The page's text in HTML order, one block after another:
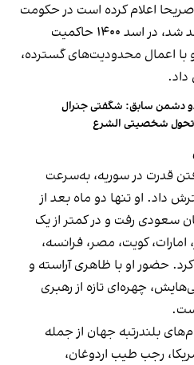
صریحا اعلام کرده است در حکومت
او هیچ انتخاباتی برگزار نخواهد شد، در اسد ۱۴۰۰ حاکمیت
با اعمال محدودیت‌های گسترده،
دشمن سابق: شگفتی جنرال
تحول شخصیتی الشرع
قدرت در سوریه، به‌سرعت
داد. او تنها دو ماه بعد از
سعودی رفت و در کمتر از یک
کویت، مصر، فرانسه،
کرد. حضور او با ظاهری آراسته و
چهره‌ای تازه از رهبری
بلندرتبه جهان از جمله
رجب طیب اردوغان،